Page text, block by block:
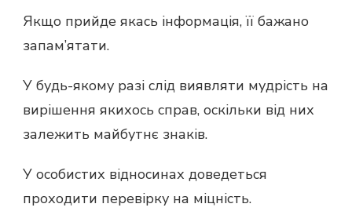
Якщо прийде якась інформація, її бажано
запам’ятати.
У будь-якому разі слід виявляти мудрість на
вирішення якихось справ, оскільки від них
залежить майбутнє знаків.
У особистих відносинах доведеться
проходити перевірку на міцність.